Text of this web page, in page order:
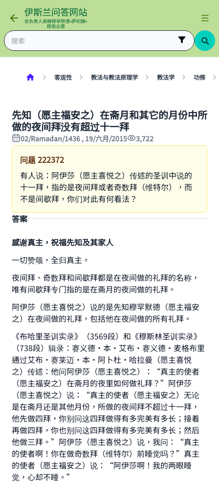
客观性 教法与教法原理学 教法学 功修
先知（愿主福安之）在斋月和其它的月份中所
做的夜间拜没有超过十一拜
02/Ramadan/1436 , 19/六月/2015 3,722
问题222372
有人说：阿伊莎（愿主喜悦之）传述的圣训中说的
十一拜，指的是夜间拜或者奇数拜（维特尔），而
不是间歇拜，你们对此有何看法？
答案
感谢真主，祝福先知及其家人
一切赞颂，全归真主。
夜间拜、奇数拜和间歇拜都是在夜间做的礼拜的名称，
唯有间歇拜专门指的是在斋月的夜间做的礼拜。
阿伊莎（愿主喜悦之）说的是先知穆罕默德（愿主福安
之）在夜间做的礼拜，包括他在夜间做的所有礼拜。
《布哈里圣训实录》（3569段）和《穆斯林圣训实录》
（738段）辑录：赛义德•本•艾布•赛义德•麦格布里
通过艾布•赛莱迈•本•阿卜杜•哈拉曼（愿主喜悦
之）传述：他问阿伊莎（愿主喜悦之）：“真主的使者
（愿主福安之）在斋月的夜里如何做礼拜？”阿伊莎
（愿主喜悦之）说：“真主的使者（愿主福安之）无论
是在斋月还是其他月份，所做的夜间拜不超过十一拜，
他先做四拜，你别问这四拜做得有多完美有多长；接着
再做四拜，你也别问这四拜做得有多完美有多长；然后
他做三拜。”阿伊莎（愿主喜悦之）说，我问：“真主
的使者啊！你在做奇数拜（维特尔）前睡觉吗？”真主
的使者（愿主福安之）说：“阿伊莎啊！我的两眼睡
觉，心却不睡。”